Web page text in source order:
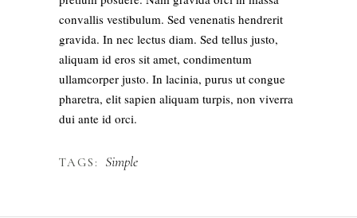
convallis vestibulum. Sed venenatis hendrerit
gravida. In nec lectus diam. Sed tellus justo,
aliquam id eros sit amet, condimentum
ullamcorper justo. In lacinia, purus ut congue
pharetra, elit sapien aliquam turpis, non viverra
dui ante id orci.
TAGS: Simple